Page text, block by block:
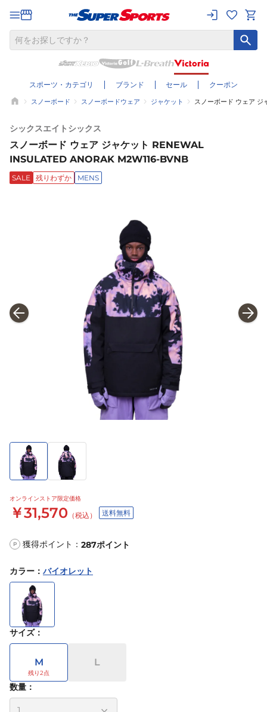
スポーツ・カテゴリ ブランド セール クーポン
スノーボード スノーボードウェア ジャケット スノーボード ウェア
シックスエイトシックス
スノーボード ウェア ジャケット RENEWAL
INSULATED ANORAK M2W116-BVNB
SALE 残りわずか MENS
オンラインストア限定価格
￥31,570 （税込） 送料無料
P 獲得ポイント： 287ポイント
カラー ： バイオレット
サイズ：
M L
数量：